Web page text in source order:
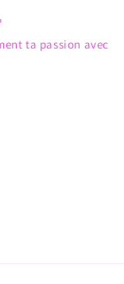
ta passion avec